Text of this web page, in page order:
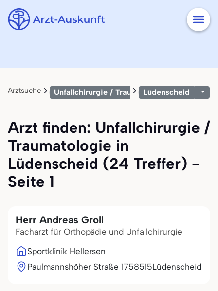
Arztsuche Unfallchirurgie / Traumatologie
Lüdenscheid
Arzt finden: Unfallchirurgie /
Traumatologie in
Lüdenscheid (24 Treffer) -
Seite 1
Herr Andreas Groll
Facharzt für Orthopädie und Unfallchirurgie
Sportklinik Hellersen
Paulmannshöher Straße 1758515Lüdenscheid